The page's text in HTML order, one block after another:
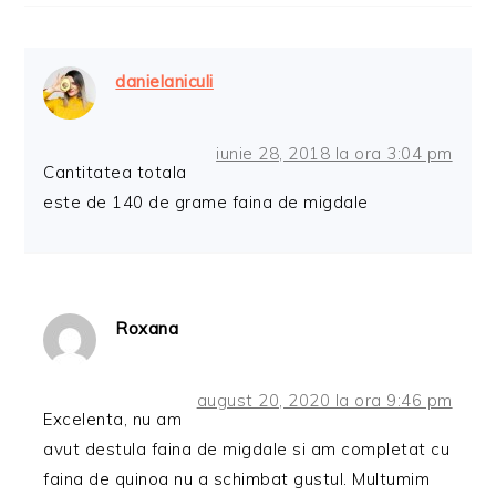
danielaniculi
iunie 28, 2018 la ora 3:04 pm
Cantitatea totala
este de 140 de grame faina de migdale
Roxana
august 20, 2020 la ora 9:46 pm
Excelenta, nu am
avut destula faina de migdale si am completat cu
faina de quinoa nu a schimbat gustul. Multumim